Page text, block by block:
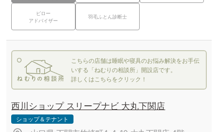
ピロー
アドバイザー
羽毛ふとん診断士
こちらの店舗は睡眠や寝具のお悩み解決をお手伝
いする「ねむりの相談所」開設店です。
詳しくはこちらをクリック！
西川ショップ スリープナビ 大丸下関店
ショップ＆テナント